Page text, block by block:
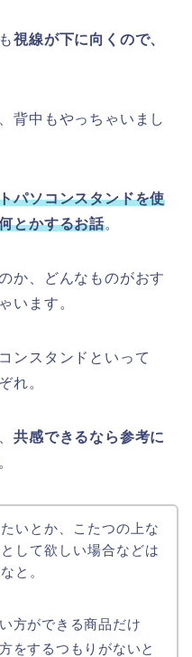
視線が下に向くので、
背中もやっちゃいまし
パソコンスタンドを使
とかするお話。
か、どんなものがおす
います。
ンスタンドといって
れ。
共感できるなら参考に
。
いとか、こたつの上な
して欲しい場合などは
と。
方ができる商品だけ
をするつもりがないと